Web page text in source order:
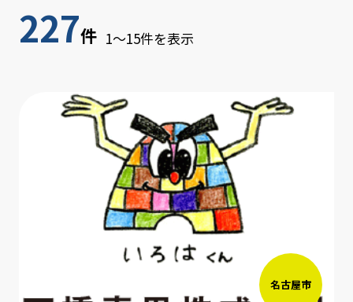
227件 1～15件を表示
名古屋市